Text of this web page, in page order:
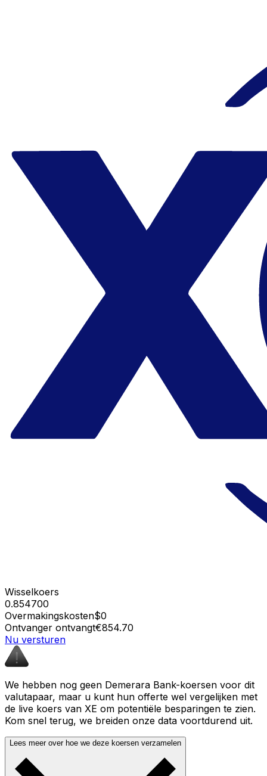
Wisselkoers
0.854700
Overmakingskosten$0
Ontvanger ontvangt€854.70
Nu versturen
We hebben nog geen Demerara Bank-koersen voor dit
valutapaar, maar u kunt hun offerte wel vergelijken met
de live koers van XE om potentiële besparingen te zien.
Kom snel terug, we breiden onze data voortdurend uit.
Lees meer over hoe we deze koersen verzamelen